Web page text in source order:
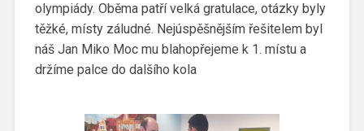
olympiády. Oběma patří velká gratulace, otázky byly
těžké, místy záludné. Nejúspěšnějším řešitelem byl
náš Jan Miko Moc mu blahopřejeme k 1. místu a
držíme palce do dalšího kola